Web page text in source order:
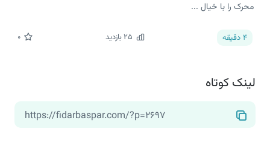
محرک را با خیال ...
4 دقیقه 25 بازدید 0
لینک کوتاه